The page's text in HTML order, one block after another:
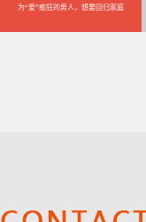
为“爱”痴狂的男人，想要回归家庭